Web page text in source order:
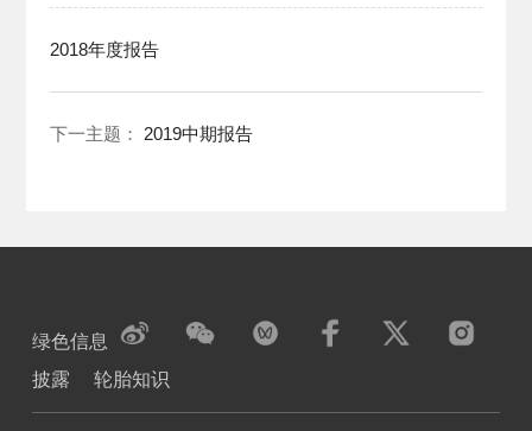
2018年度报告
下一主题： 2019中期报告
绿色信息
披露
轮胎知识